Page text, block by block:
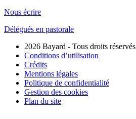
Nous écrire
Délégués en pastorale
2026 Bayard - Tous droits réservés
Conditions d’utilisation
Crédits
Mentions légales
Politique de confidentialité
Gestion des cookies
Plan du site